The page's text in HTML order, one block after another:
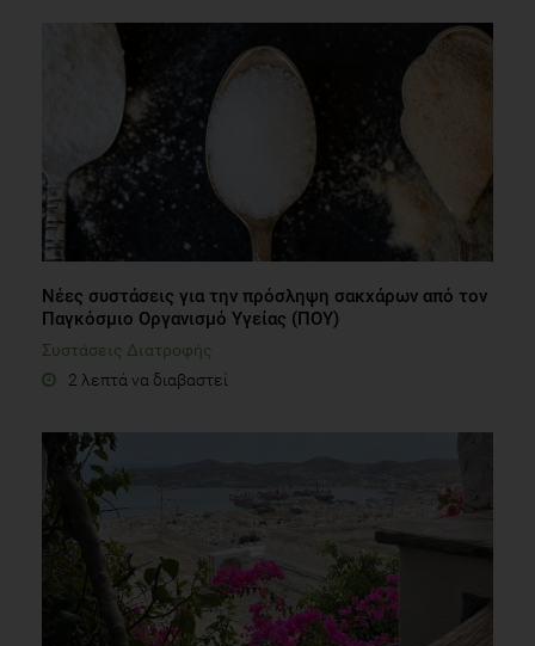
Νέες συστάσεις για την πρόσληψη σακχάρων από τον
Παγκόσμιο Οργανισμό Υγείας (ΠΟΥ)
Συστάσεις Διατροφής
2 λεπτά να διαβαστεί